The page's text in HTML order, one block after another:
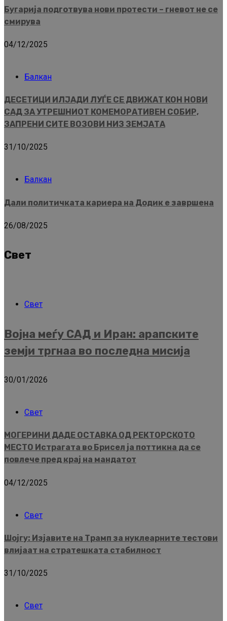
Бугарија подготвува нови протести – гневот не се
смирува
04/12/2025
Балкан
ДЕСЕТИЦИ ИЛЈАДИ ЛУЃЕ СЕ ДВИЖАТ КОН НОВИ
САД ЗА УТРЕШНИОТ КОМЕМОРАТИВЕН СОБИР,
ЗАПРЕНИ СИТЕ ВОЗОВИ НИЗ ЗЕМЈАТА
31/10/2025
Балкан
Дали политичката кариера на Додик е завршена
26/08/2025
Свет
Свет
Војна меѓу САД и Иран: арапските
земји тргнаа во последна мисија
30/01/2026
Свет
МОГЕРИНИ ДАДЕ ОСТАВКА ОД РЕКТОРСКОТО
МЕСТО Истрагата во Брисел ја поттикна да се
повлече пред крај на мандатот
04/12/2025
Свет
Шојгу: Изјавите на Трамп за нуклеарните тестови
влијаат на стратешката стабилност
31/10/2025
Свет